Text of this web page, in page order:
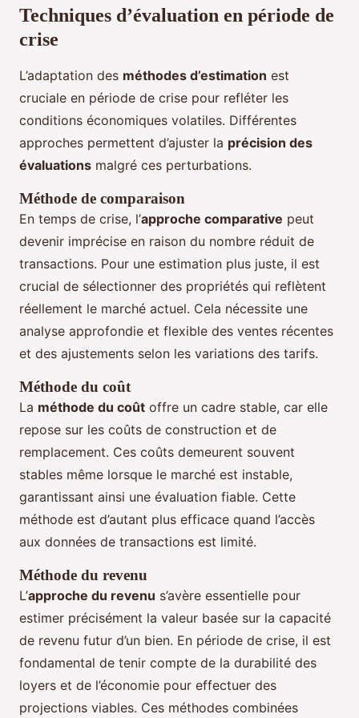
Techniques d’évaluation en période de
crise
L’adaptation des méthodes d’estimation est
cruciale en période de crise pour refléter les
conditions économiques volatiles. Différentes
approches permettent d’ajuster la précision des
évaluations malgré ces perturbations.
Méthode de comparaison
En temps de crise, l’approche comparative peut
devenir imprécise en raison du nombre réduit de
transactions. Pour une estimation plus juste, il est
crucial de sélectionner des propriétés qui reflètent
réellement le marché actuel. Cela nécessite une
analyse approfondie et flexible des ventes récentes
et des ajustements selon les variations des tarifs.
Méthode du coût
La méthode du coût offre un cadre stable, car elle
repose sur les coûts de construction et de
remplacement. Ces coûts demeurent souvent
stables même lorsque le marché est instable,
garantissant ainsi une évaluation fiable. Cette
méthode est d’autant plus efficace quand l’accès
aux données de transactions est limité.
Méthode du revenu
L’approche du revenu s’avère essentielle pour
estimer précisément la valeur basée sur la capacité
de revenu futur d’un bien. En période de crise, il est
fondamental de tenir compte de la durabilité des
loyers et de l’économie pour effectuer des
projections viables. Ces méthodes combinées